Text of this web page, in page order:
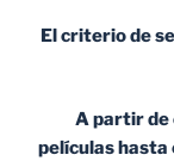
El criterio de
A partir de
películas hasta